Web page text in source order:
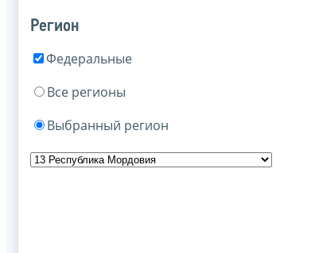
Регион
Федеральные
Все регионы
Выбранный регион